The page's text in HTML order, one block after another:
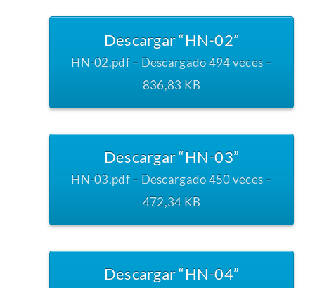
Descargar “HN-02”
HN-02.pdf – Descargado 494 veces –
836,83 KB
Descargar “HN-03”
HN-03.pdf – Descargado 450 veces –
472,34 KB
Descargar “HN-04”